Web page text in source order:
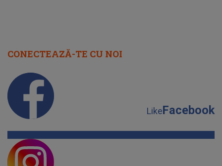
CONECTEAZĂ-TE CU NOI
LikeFacebook